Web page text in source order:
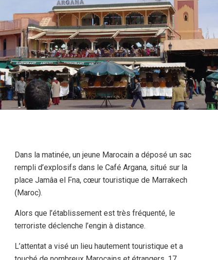
Dans la matinée, un jeune Marocain a déposé un sac
rempli d’explosifs dans le Café Argana, situé sur la
place Jamâa el Fna, cœur touristique de Marrakech
(Maroc).
Alors que l’établissement est très fréquenté, le
terroriste déclenche l’engin à distance.
L’attentat a visé un lieu hautement touristique et a